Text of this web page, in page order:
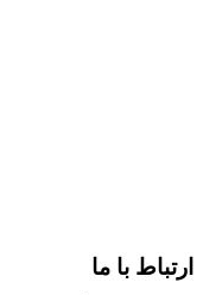
ارتباط با ما